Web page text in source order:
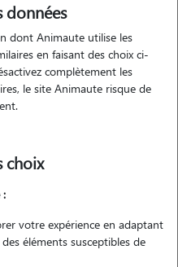
données
dont Animaute utilise les
en faisant des choix ci-
complètement les
le site Animaute risque de
choix
:
votre expérience en adaptant
éléments susceptibles de